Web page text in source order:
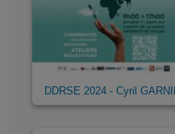
DDRSE 2024 - Cyril